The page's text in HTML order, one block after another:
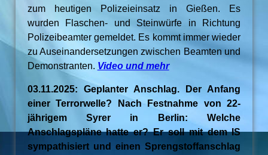
zum heutigen Polizeieinsatz in Gießen. Es
wurden Flaschen- und Steinwürfe in Richtung
Polizeibeamter gemeldet. Es kommt immer wieder
zu Auseinandersetzungen zwischen Beamten und
Demonstranten. Video und mehr
03.11.2025: Geplanter Anschlag. Der Anfang
einer Terrorwelle? Nach Festnahme von 22-
jährigem Syrer in Berlin: Welche
Anschlagspläne hatte er? Er soll mit dem IS
sympathisiert und einen Sprengstoffanschlag